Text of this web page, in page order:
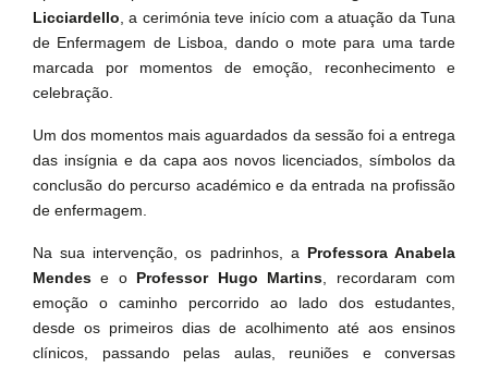
Licciardello , a cerimónia teve início com a atuação da Tuna
de Enfermagem de Lisboa, dando o mote para uma tarde
marcada por momentos de emoção, reconhecimento e
celebração.
Um dos momentos mais aguardados da sessão foi a entrega
das insígnia e da capa aos novos licenciados, símbolos da
conclusão do percurso académico e da entrada na profissão
de enfermagem.
Na sua intervenção, os padrinhos, a Professora Anabela
Mendes e o Professor Hugo Martins , recordaram com
emoção o caminho percorrido ao lado dos estudantes,
desde os primeiros dias de acolhimento até aos ensinos
clínicos, passando pelas aulas, reuniões e conversas